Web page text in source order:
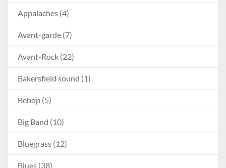
Appalaches (4)
Avant-garde (7)
Avant-Rock (22)
Bakersfield sound (1)
Bebop (5)
Big Band (10)
Bluegrass (12)
Blues (38)